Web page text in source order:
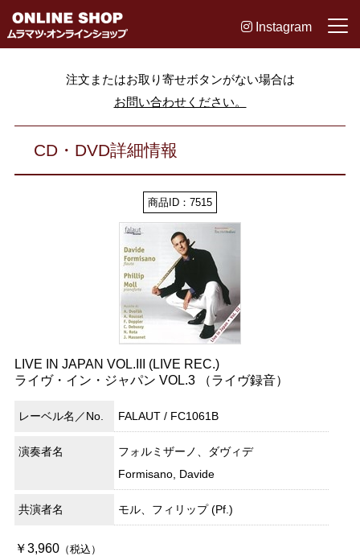
Instagram
注文またはお取り寄せボタンがない場合は
お問い合わせください。
CD・DVD詳細情報
商品ID：7515
LIVE IN JAPAN VOL.III (LIVE REC.)
ライヴ・イン・ジャパン VOL.3 （ライヴ録音）
レーベル名／No. FALAUT / FC1061B
演奏者名
フォルミザーノ、ダヴィデ
Formisano, Davide
共演者名 モル、フィリップ (Pf.)
￥3,960（税込）